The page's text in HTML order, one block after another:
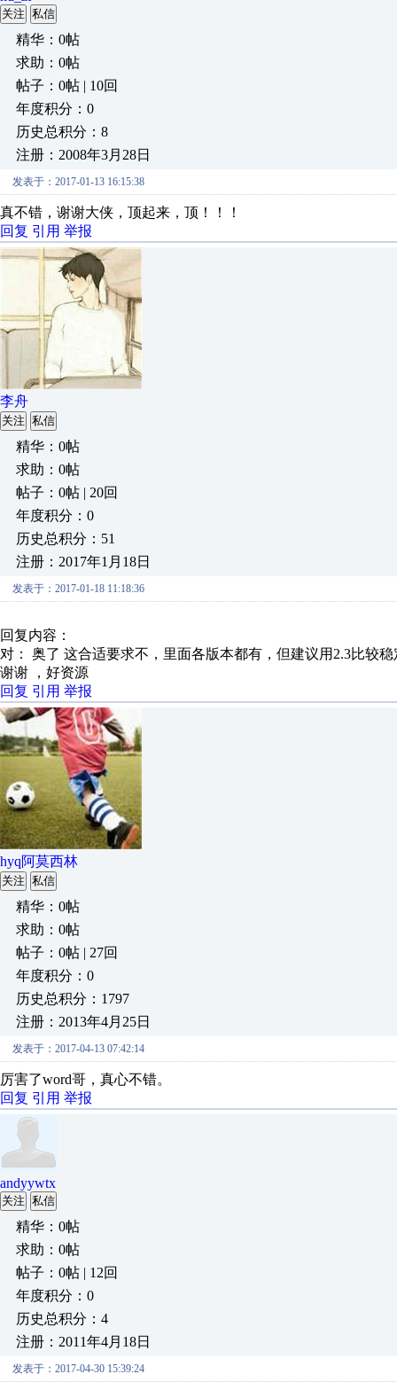
关注 私信
精华：0帖
求助：0帖
帖子：0帖 | 10回
年度积分：0
历史总积分：8
注册：2008年3月28日
发表于：2017-01-13 16:15:38
真不错，谢谢大侠，顶起来，顶！！！
回复 引用 举报
李舟
关注 私信
精华：0帖
求助：0帖
帖子：0帖 | 20回
年度积分：0
历史总积分：51
注册：2017年1月18日
发表于：2017-01-18 11:18:36
回复内容：
对： 奥了 这合适要求不，里面各版本都有，但建议用2.3比较
谢谢 ，好资源
回复 引用 举报
hyq阿莫西林
关注 私信
精华：0帖
求助：0帖
帖子：0帖 | 27回
年度积分：0
历史总积分：1797
注册：2013年4月25日
发表于：2017-04-13 07:42:14
厉害了word哥，真心不错。
回复 引用 举报
andyywtx
关注 私信
精华：0帖
求助：0帖
帖子：0帖 | 12回
年度积分：0
历史总积分：4
注册：2011年4月18日
发表于：2017-04-30 15:39:24